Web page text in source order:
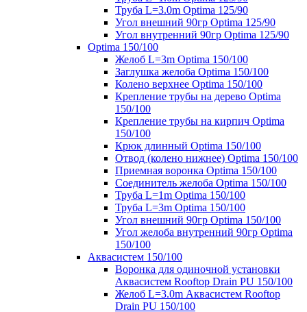
Труба L=3.0m Optima 125/90
Угол внешний 90гр Optima 125/90
Угол внутренний 90гр Optima 125/90
Optima 150/100
Желоб L=3m Optima 150/100
Заглушка желоба Optima 150/100
Колено верхнее Optima 150/100
Крепление трубы на дерево Optima
150/100
Крепление трубы на кирпич Optima
150/100
Крюк длинный Optima 150/100
Отвод (колено нижнее) Optima 150/100
Приемная воронка Optima 150/100
Соединитель желоба Optima 150/100
Труба L=1m Optima 150/100
Труба L=3m Optima 150/100
Угол внешний 90гр Optima 150/100
Угол желоба внутренний 90гр Optima
150/100
Аквасистем 150/100
Воронка для одиночной установки
Аквасистем Rooftop Drain PU 150/100
Желоб L=3.0m Аквасистем Rooftop
Drain PU 150/100